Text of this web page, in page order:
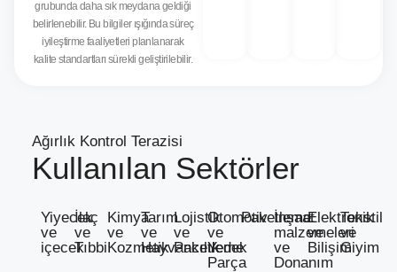
grubunda daha sık meydana geldiği
belirlenebilir. Bu bilgiler ışığında süreç
iyileştirme faaliyetleri planlanarak
kalite standartları sürekli geliştirilebilir.
Ağırlık Kontrol Terazisi
Kullanılan Sektörler
Yiyecek
ve
içecek
İlaç
ve
Tıbbi
Kimya
ve
Kozmetik
Tarım
ve
Hayvancılık
Lojistik
ve
Paketleme
Otomotiv
ve
Yedek
Parça
Paketleme
İnşaat
malzemeleri
ve
Donanım
Elektronik
ve
Bilişim
Tekstil
ve
Giyim